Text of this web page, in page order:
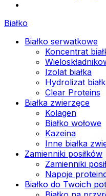
Białko
Białko serwatkowe
Koncentrat
Izolat białka
Hydrolizat
Clear Proteins
Białka zwierzęce
Kolagen
Białko wołowe
Kazeina
Inne białka
Zamienniki posiłków
Zamienniki
Napoje
Białko do Twoich